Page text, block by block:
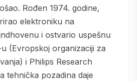
Rođen 1974. godine,
elektroniku na
i ostvario uspešnu
(Evropskoj organizaciji za
i Philips Research
tehnička pozadina daje